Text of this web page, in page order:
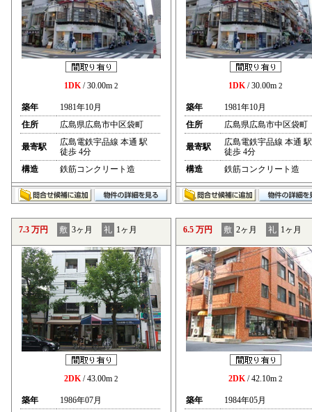
1DK/ 30.00m 2
築年
1981年10月
住所
広島県広島市中区袋町
最寄駅
広島電鉄宇品線 本通 駅
徒歩 4分
構造
鉄筋コンクリート造
1DK/ 30.00m 2
築年
1981年10月
住所
広島県広島市中区袋町
最寄駅
広島電鉄宇品線 本通 駅
徒歩 4分
構造
鉄筋コンクリート造
7.3 万円 敷 3ヶ月 礼 1ヶ月
2DK/ 43.00m 2
築年
1986年07月
6.5 万円 敷 2ヶ月 礼 1ヶ月
2DK/ 42.10m 2
築年 1984年05月